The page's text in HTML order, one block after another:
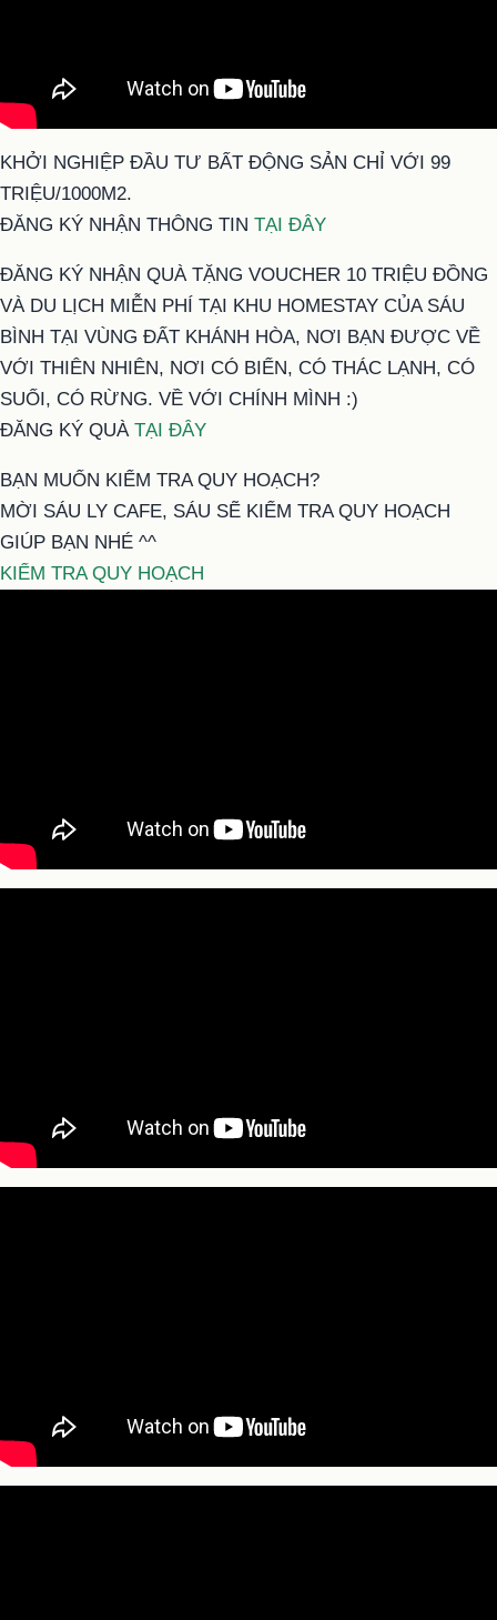
KHỞI NGHIỆP ĐẦU TƯ BẤT ĐỘNG SẢN CHỈ VỚI 99
TRIỆU/1000M2.
ĐĂNG KÝ NHẬN THÔNG TIN TẠI ĐÂY
ĐĂNG KÝ NHẬN QUÀ TẶNG VOUCHER 10 TRIỆU ĐỒNG
VÀ DU LỊCH MIỄN PHÍ TẠI KHU HOMESTAY CỦA SÁU
BÌNH TẠI VÙNG ĐẤT KHÁNH HÒA, NƠI BẠN ĐƯỢC VỀ
VỚI THIÊN NHIÊN, NƠI CÓ BIỂN, CÓ THÁC LẠNH, CÓ
SUỐI, CÓ RỪNG. VỀ VỚI CHÍNH MÌNH :)
ĐĂNG KÝ QUÀ TẠI ĐÂY
BẠN MUỐN KIỂM TRA QUY HOẠCH?
MỜI SÁU LY CAFE, SÁU SẼ KIỂM TRA QUY HOẠCH
GIÚP BẠN NHÉ ^^
KIỂM TRA QUY HOẠCH